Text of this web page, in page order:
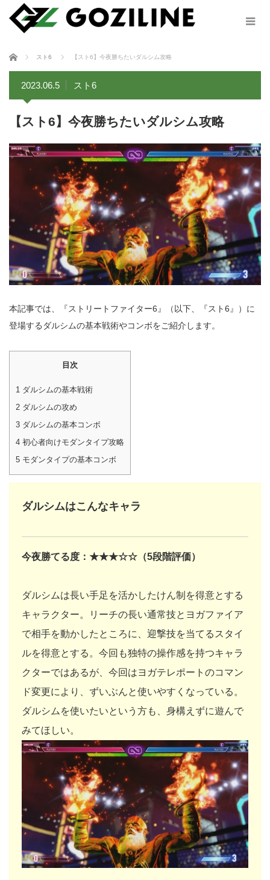
ホーム スト6 【スト6】今夜勝ちたいダルシム攻略
2023.06.5 スト6
【スト6】今夜勝ちたいダルシム攻略
本記事では、『ストリートファイター6』（以下、『スト6』）に
登場するダルシムの基本戦術やコンボをご紹介します。
目次
1 ダルシムの基本戦術
2 ダルシムの攻め
3 ダルシムの基本コンボ
4 初心者向けモダンタイプ攻略
5 モダンタイプの基本コンボ
ダルシムはこんなキャラ
今夜勝てる度：★★★☆☆（5段階評価）
ダルシムは長い手足を活かしたけん制を得意とする
キャラクター。リーチの長い通常技とヨガファイア
で相手を動かしたところに、迎撃技を当てるスタイ
ルを得意とする。今回も独特の操作感を持つキャラ
クターではあるが、今回はヨガテレポートのコマン
ド変更により、ずいぶんと使いやすくなっている。
ダルシムを使いたいという方も、身構えずに遊んで
みてほしい。